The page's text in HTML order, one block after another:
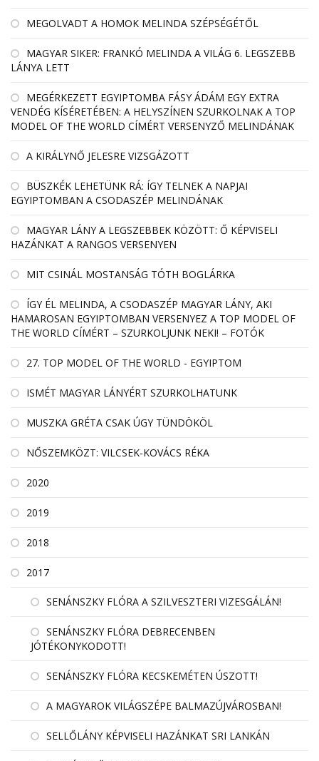
MEGOLVADT A HOMOK MELINDA SZÉPSÉGÉTŐL
MAGYAR SIKER: FRANKÓ MELINDA A VILÁG 6. LEGSZEBB
LÁNYA LETT
MEGÉRKEZETT EGYIPTOMBA FÁSY ÁDÁM EGY EXTRA
VENDÉG KÍSÉRETÉBEN: A HELYSZÍNEN SZURKOLNAK A TOP
MODEL OF THE WORLD CÍMÉRT VERSENYZŐ MELINDÁNAK
A KIRÁLYNŐ JELESRE VIZSGÁZOTT
BÜSZKÉK LEHETÜNK RÁ: ÍGY TELNEK A NAPJAI
EGYIPTOMBAN A CSODASZÉP MELINDÁNAK
MAGYAR LÁNY A LEGSZEBBEK KÖZÖTT: Ő KÉPVISELI
HAZÁNKAT A RANGOS VERSENYEN
MIT CSINÁL MOSTANSÁG TÓTH BOGLÁRKA
ÍGY ÉL MELINDA, A CSODASZÉP MAGYAR LÁNY, AKI
HAMAROSAN EGYIPTOMBAN VERSENYEZ A TOP MODEL OF
THE WORLD CÍMÉRT – SZURKOLJUNK NEKI! – FOTÓK
27. TOP MODEL OF THE WORLD - EGYIPTOM
ISMÉT MAGYAR LÁNYÉRT SZURKOLHATUNK
MUSZKA GRÉTA CSAK ÚGY TÜNDÖKÖL
NŐSZEMKÖZT: VILCSEK-KOVÁCS RÉKA
2020
2019
2018
2017
SENÁNSZKY FLÓRA A SZILVESZTERI VIZESGÁLÁN!
SENÁNSZKY FLÓRA DEBRECENBEN
JÓTÉKONYKODOTT!
SENÁNSZKY FLÓRA KECSKEMÉTEN ÚSZOTT!
A MAGYAROK VILÁGSZÉPE BALMAZÚJVÁROSBAN!
SELLŐLÁNY KÉPVISELI HAZÁNKAT SRI LANKÁN